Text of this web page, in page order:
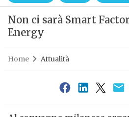
Non ci sarà Smart
Energy
Home Attualità